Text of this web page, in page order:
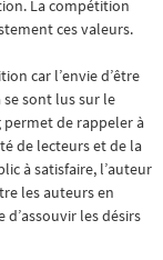
La compétition
ces valeurs.
car l’envie d’être
se sont lus sur le
permet de rappeler à
de lecteurs et de la
à satisfaire, l’auteur
les auteurs en
les désirs